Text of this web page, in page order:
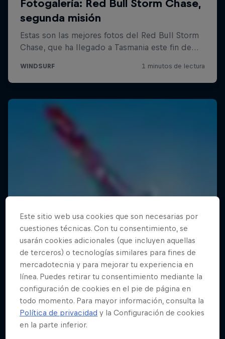
Este sitio web usa cookies que son necesarias por
cuestiones técnicas. Con tu consentimiento, se
usarán cookies adicionales (que incluyen aquellas
de terceros) o tecnologías similares para fines de
mercadotecnia y para mejorar tu experiencia en
línea. Puedes retirar tu consentimiento mediante la
configuración de cookies en el pie de página en
todo momento. Para mayor información, consulta la
Política de privacidad y la Configuración de cookies
en la parte inferior.